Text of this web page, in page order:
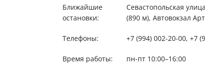
Ближайшие
остановки:
Севастопольская
(890 м), Автовокзал
Телефоны: +7 (994) 002-20-00, +7
Время работы: пн-пт 10:00–16:00